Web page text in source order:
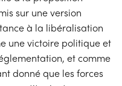
sur une version
à la libéralisation
une victoire politique et
et comme
donné que les forces